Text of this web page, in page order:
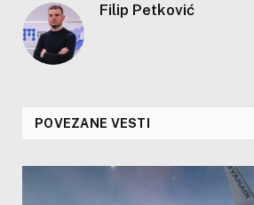
Filip Petković
POVEZANE VESTI